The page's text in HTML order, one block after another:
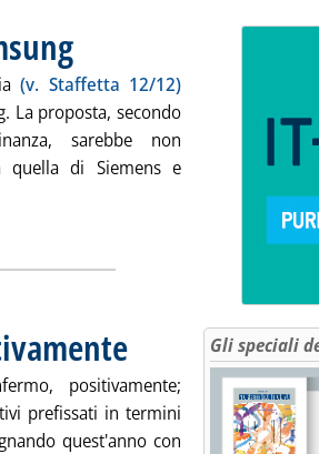
. Pubblicata giovedì 27 dicembre 2012 alle
(v. Staffetta 12/12)
La proposta, secondo
sarebbe non
di Siemens e
Leggi tutta la notizia: 'Ansaldo
. Pubblicata venerdì 21 dicembre
positivamente;
prefissati in termini
quest'anno con
Gli speciali